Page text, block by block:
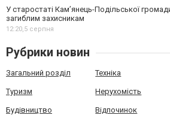
У старостаті Кам’янець-Подільської
загиблим захисникам
12:20,5 серпня
Рубрики новин
Загальний розділ Техніка
Туризм Нерухомість
Будівництво Відпочинок